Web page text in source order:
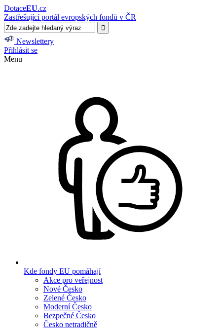
DotaceEU.cz
Zastřešující portál evropských fondů v ČR
Newslettery
Přihlásit se
Menu
Kde fondy EU pomáhají
Akce pro veřejnost
Nové Česko
Zelené Česko
Moderní Česko
Bezpečné Česko
Česko netradičně